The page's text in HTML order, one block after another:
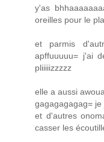
y'as
oreilles pour le
et parmis
apffuuuuu= j'ai
pliiiiizzzzz
elle a aussi
gagagagagag=
et d'autres
casser les